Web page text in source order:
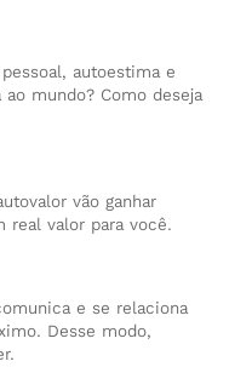
autoestima e
mundo? Como deseja
vão ganhar
real valor para você.
e se relaciona
Desse modo,